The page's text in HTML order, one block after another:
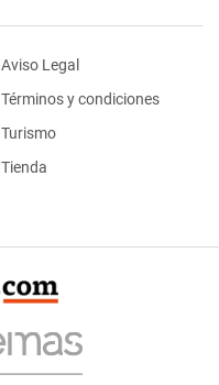
Aviso Legal
Términos y condiciones
Turismo
Tienda